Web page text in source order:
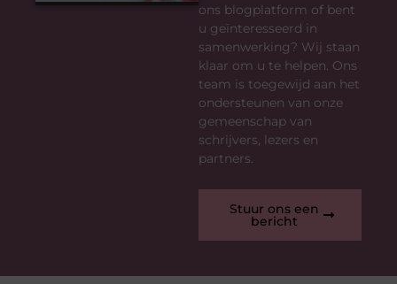
ons blogplatform of bent
u geïnteresseerd in
samenwerking? Wij staan
klaar om u te helpen. Ons
team is toegewijd aan het
ondersteunen van onze
gemeenschap van
schrijvers, lezers en
partners.
Stuur ons een
bericht